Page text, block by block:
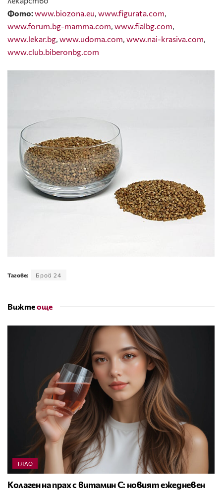
Фото:www.biozona.eu, www.figurata.com,
www.forum.bg-mamma.com, www.fialbg.com,
www.lekar.bg, www.udoma.com, www.nai-krasiva.com,
www.club.biberonbg.com
Тагове: Брой 24
Вижтеоще
ТЯЛО
Колаген на прах с витамин C: новият ежедневен